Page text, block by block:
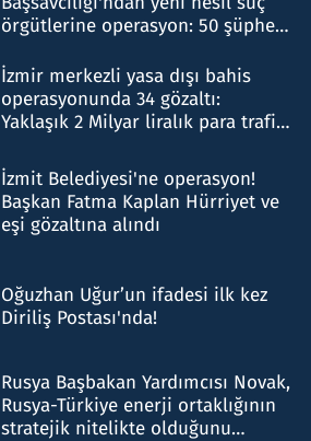
örgütlerine operasyon: 50 şüpheli
İzmir merkezli yasa dışı bahis
operasyonunda 34 gözaltı:
Yaklaşık 2 Milyar liralık para trafiği
İzmit Belediyesi'ne operasyon!
Başkan Fatma Kaplan Hürriyet ve
eşi gözaltına alındı
Oğuzhan Uğur’un ifadesi ilk kez
Diriliş Postası'nda!
Rusya Başbakan Yardımcısı Novak,
Rusya-Türkiye enerji ortaklığının
stratejik nitelikte olduğunu